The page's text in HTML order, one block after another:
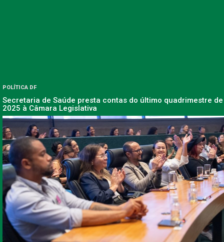
POLÍTICA DF
Secretaria de Saúde presta contas do último quadrimestre de
2025 à Câmara Legislativa